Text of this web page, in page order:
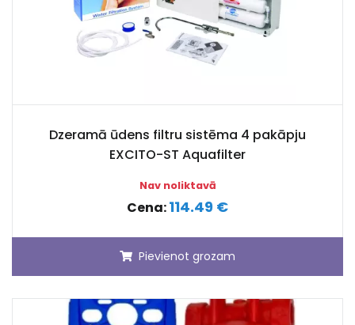
Dzeramā ūdens filtru sistēma 4 pakāpju
EXCITO-ST Aquafilter
Nav noliktavā
Cena:114.49 €
Pievienot grozam